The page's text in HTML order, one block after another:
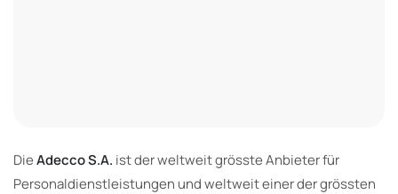
DieAdecco S.A. ist der weltweit grösste Anbieter für
Personaldienstleistungen und weltweit einer der grössten